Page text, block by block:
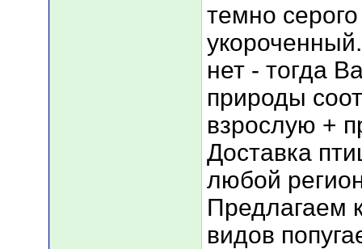
темно
нет - тогда
природы
взрослую +
Доставка
любой
Предлагаем
видов